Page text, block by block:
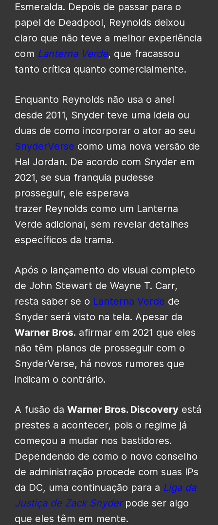
Esmeralda. Depois de passar para o
papel de Deadpool, Reynolds deixou
claro que não teve a melhor experiência
com Lanterna Verde, que fracassou
tanto crítica quanto comercialmente.
Enquanto Reynolds não usa o anel
desde 2011, Snyder teve uma ideia ou
duas de como incorporar o ator ao seu
SnyderVerse como uma nova versão de
Hal Jordan. De acordo com Snyder em
2021, se sua franquia pudesse
prosseguir, ele esperava
trazer Reynolds como um Lanterna
Verde adicional, sem revelar detalhes
específicos da trama.
Após o lançamento do visual completo
de John Stewart de Wayne T. Carr,
resta saber se o Lanterna Verde de
Snyder será visto na tela. Apesar da
Warner Bros. afirmar em 2021 que eles
não têm planos de prosseguir com o
SnyderVerse, há novos rumores que
indicam o contrário.
A fusão da Warner Bros. Discovery está
prestes a acontecer, pois o regime já
começou a mudar nos bastidores.
Dependendo de como o novo conselho
de administração procede com suas IPs
da DC, uma continuação para a Liga da
Justiça de Zack Snyder pode ser algo
que eles têm em mente.